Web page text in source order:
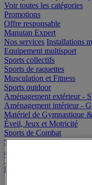
Voir toutes les catégories
Promotions
Offre responsable
Manutan Expert
Nos services Installations
Equipement multisport
Sports collectifs
Sports de raquettes
Musculation et Fitness
Sports outdoor
Aménagement extérieur -
Aménagement intérieur -
Matériel de Gymnastique
Éveil, Jeux et Motricité
Sports de Combat
Sports Aquatiques
Athlétisme
Textile et bagagerie
Handisport et Sport adapté